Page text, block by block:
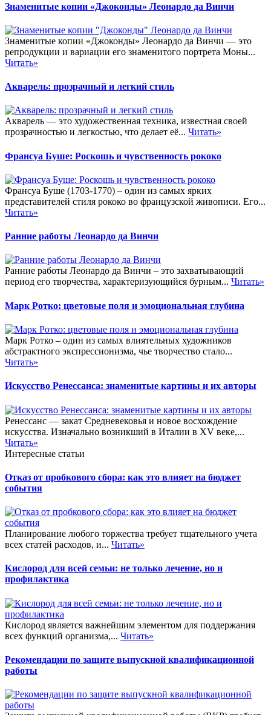
Знаменитые копии «Джоконды» Леонардо да Винчи
Знаменитые копии «Джоконды» Леонардо да Винчи — это
репродукции и вариации его знаменитого портрета Моны...
Читать»
Акварель: прозрачный и легкий стиль
Акварель — это художественная техника, известная своей
прозрачностью и легкостью, что делает её... Читать»
Франсуа Буше: Роскошь и чувственность рококо
Франсуа Буше (1703-1770) – один из самых ярких
представителей стиля рококо во французской живописи. Его...
Читать»
Ранние работы Леонардо да Винчи
Ранние работы Леонардо да Винчи – это захватывающий
период его творчества, характеризующийся бурным... Читать»
Марк Ротко: цветовые поля и эмоциональная глубина
Марк Ротко – один из самых влиятельных художников
абстрактного экспрессионизма, чье творчество стало...
Читать»
Искусство Ренессанса: знаменитые картины и их авторы
Ренессанс — закат Средневековья и новое восхождение
искусства. Изначально возникший в Италии в XV веке,...
Читать»
Интересные статьи
Отказ от пробкового сбора: как это влияет на бюджет
события
Планирование любого торжества требует тщательного учета
всех статей расходов, и... Читать»
Кислород для всей семьи: не только лечение, но и
профилактика
Кислород является важнейшим элементом для поддержания
всех функций организма,... Читать»
Рекомендации по защите выпускной квалификационной
работы